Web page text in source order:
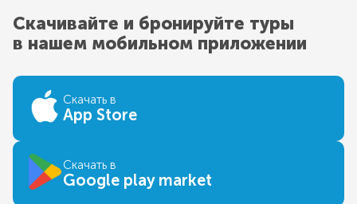
Скачивайте и бронируйте туры
в нашем мобильном приложении
Скачать в
App Store
Скачать в
Google play market